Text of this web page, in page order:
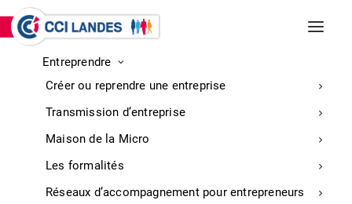
Entreprendre
Créer ou reprendre une entreprise
Transmission d’entreprise
Maison de la Micro
Les formalités
Réseaux d’accompagnement pour entrepreneurs
INCENDIES DE BISCARROSSE ET
PARENTIS-EN-BORN
informations sur la mobilisation